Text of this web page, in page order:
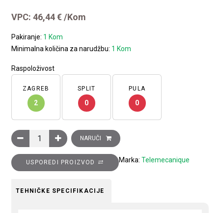
VPC:46,44€ /Kom
Pakiranje: 1 Kom
Minimalna količina za narudžbu: 1 Kom
Raspoloživost
ZAGREB
2
SPLIT
0
PULA
0
Induktivni davač cilindrični metalni, promjer 12mm,
NARUČI
USPOREDI PROIZVOD Marka: Telemecanique
TEHNIČKE SPECIFIKACIJE